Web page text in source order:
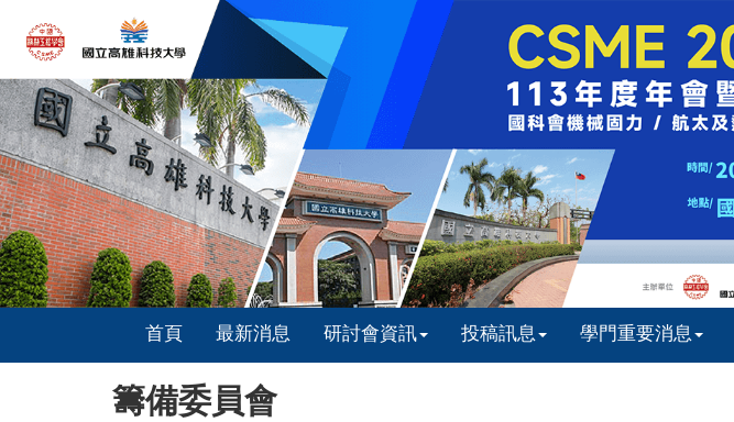
首頁 最新消息 研討會資訊 投稿訊息 學門重要消息
籌備委員會